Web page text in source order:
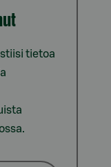
tietoa